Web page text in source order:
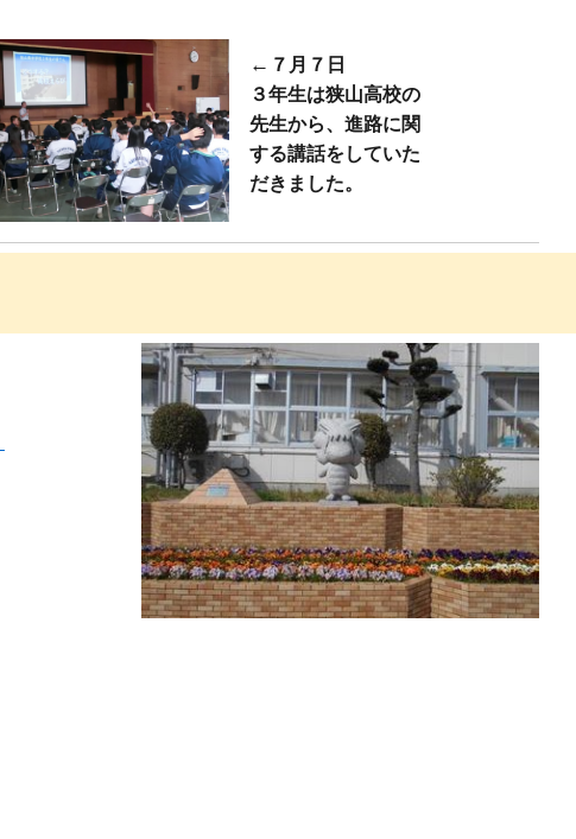
← ７月７日
３年生は狭山高校の
先生から、進路に関
する講話をしていた
だきました。